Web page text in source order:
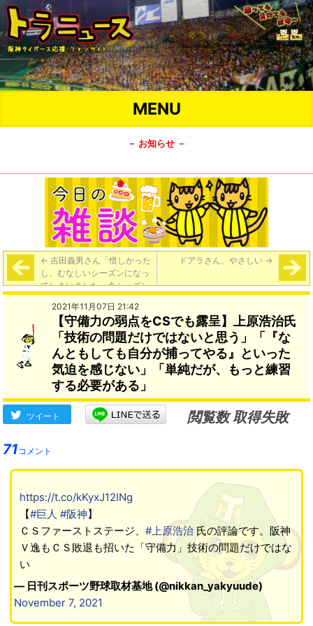
MENU
－ お知らせ －
← 吉田義男さん「惜しかった
し、むなしいシーズンになっ
てしまいました。今シーズン
はなんだったんだろうかと思
いますな」「監督と選手の信
頼関係がどうだったのか」
ドアラさん、やさしい →
2021年11月07日 21:42
【守備力の弱点をCSでも露呈】上原浩治氏
「技術の問題だけではないと思う」「『な
んともしても自分が捕ってやる』といった
気迫を感じない」「単純だが、もっと練習
する必要がある」
ツイート
閲覧数 取得失敗
71コメント
https://t.co/kKyxJ12INg
【#巨人 #阪神】
ＣＳファーストステージ、 #上原浩治氏の評論です。阪神
Ｖ逸もＣＳ敗退も招いた「守備力」技術の問題だけではな
い
— 日刊スポーツ野球取材基地 (@nikkan_yakyuude)
November 7, 2021